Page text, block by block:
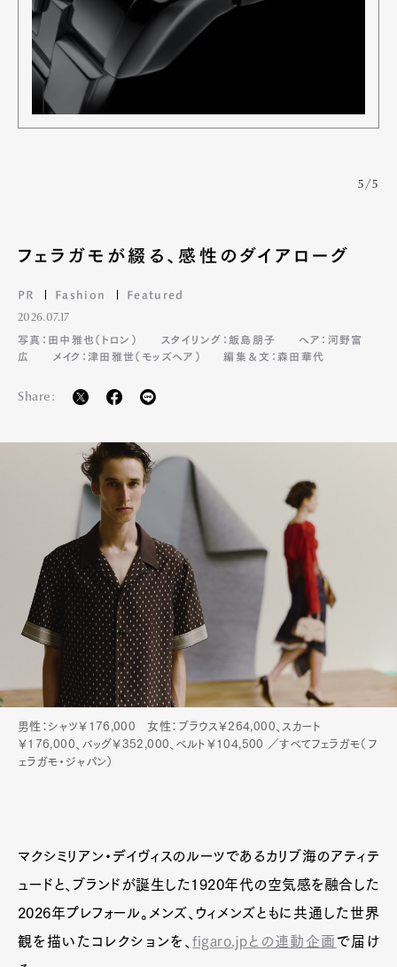
5/5
フェラガモが綴る、感性のダイアローグ
PR Fashion Featured
2026.07.17
写真：田中雅也（トロン）
スタイリング：飯島朋子
ヘア：河野富
広
メイク：津田雅世（モッズヘア） 編集＆文：森田華代
Share:
男性：シャツ￥176,000 女性：ブラウス￥264,000、スカート
￥176,000、バッグ￥352,000、ベルト￥104,500 ／すべてフェラガモ（フ
ェラガモ・ジャパン）
マクシミリアン・デイヴィスのルーツであるカリブ海のアティテ
ュードと、ブランドが誕生した1920年代の空気感を融合した
2026年プレフォール。メンズ、ウィメンズともに共通した世界
観を描いたコレクションを、figaro.jpとの連動企画 で届け